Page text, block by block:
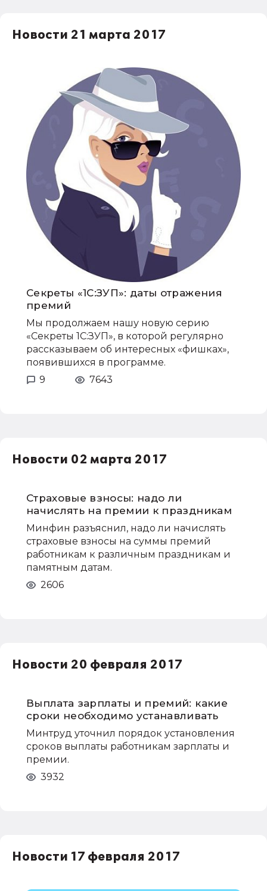
Новости 21 марта 2017
Секреты «1С:ЗУП»: даты отражения
премий
Мы продолжаем нашу новую серию
«Секреты 1С:ЗУП», в которой регулярно
рассказываем об интересных «фишках»,
появившихся в программе.
9
7643
Новости 02 марта 2017
Страховые взносы: надо ли
начислять на премии к праздникам
Минфин разъяснил, надо ли начислять
страховые взносы на суммы премий
работникам к различным праздникам и
памятным датам.
2606
Новости 20 февраля 2017
Выплата зарплаты и премий: какие
сроки необходимо устанавливать
Минтруд уточнил порядок установления
сроков выплаты работникам зарплаты и
премии.
3932
Новости 17 февраля 2017